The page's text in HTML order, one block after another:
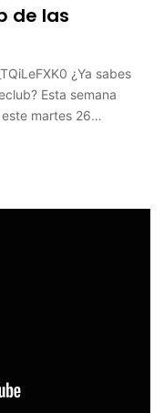
de las
¿Ya sabes
Esta semana
martes 26…